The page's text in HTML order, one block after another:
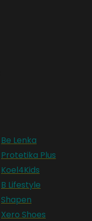
Be Lenka
Protetika Plus
Koel4Kids
B Lifestyle
Shapen
Xero Shoes